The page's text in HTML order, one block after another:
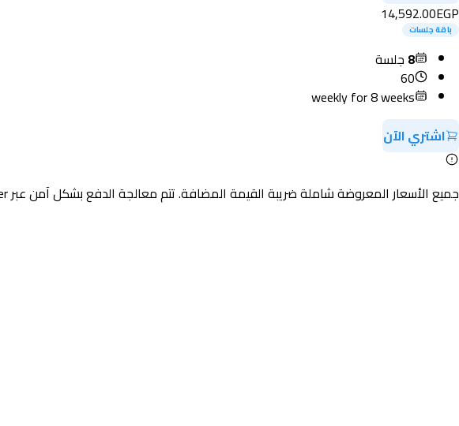
14,592.00EGP
باقة جلسات
8 جلسة
60
weekly for 8 weeks
اشتري الآن
جميع الأسعار المعروضة شاملة ضريبة القيمة المضافة. تتم معالجة الدفع بشكل آمن عبر Kashier.